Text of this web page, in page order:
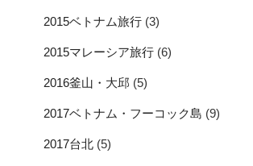
2015ベトナム旅行 (3)
2015マレーシア旅行 (6)
2016釜山・大邱 (5)
2017ベトナム・フーコック島 (9)
2017台北 (5)